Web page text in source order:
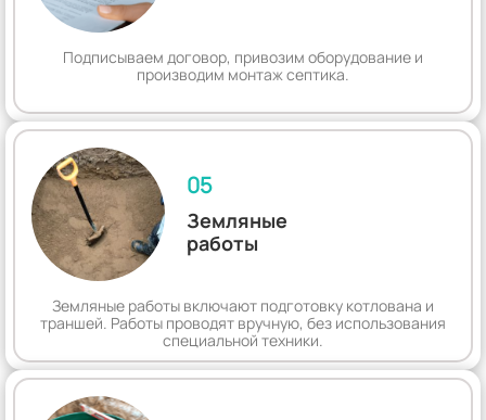
Подписываем договор, привозим оборудование и
производим монтаж септика.
05
Земляные
работы
Земляные работы включают подготовку котлована и
траншей. Работы проводят вручную, без использования
специальной техники.